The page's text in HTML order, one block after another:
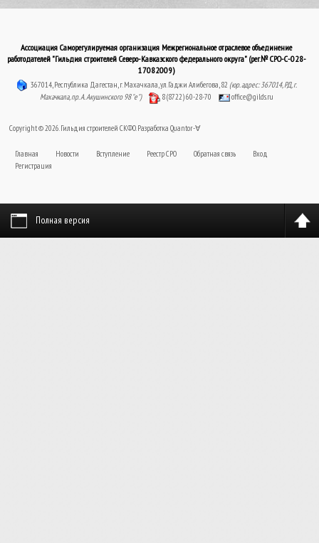
Ассоциация Саморегулируемая организация Межрегиональное отраслевое объединение
работодателей "Гильдия строителей Северо-Кавказского федерального округа" (рег.№ СРО-С-028-
17082009)
367014, Республика Дагестан, г. Махачкала, ул. Гаджи Алибегова, 82 (юр. адрес: 367014, РД, г.
Махачкала, пр. А. Акушинского 98 "е")
8 (8722) 60-28-70 office@gilds.ru
Copyright © 2026. Гильдия строителей СКФО. Разработка Quantor-∀
Главная Новости Вступление Реестр СРО Обратная связь
Вход
Регистрация
Полная версия